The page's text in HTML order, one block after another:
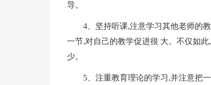
导。
4、坚持听课,注意学习其他老师的
一节,对自己的教学促进很 大。不仅如
少。
5、注重教育理论的学习,并注意把